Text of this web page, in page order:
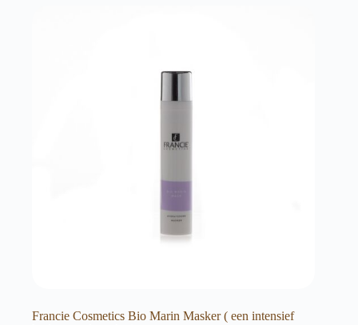
Francie Cosmetics Bio Marin Masker ( een intensief